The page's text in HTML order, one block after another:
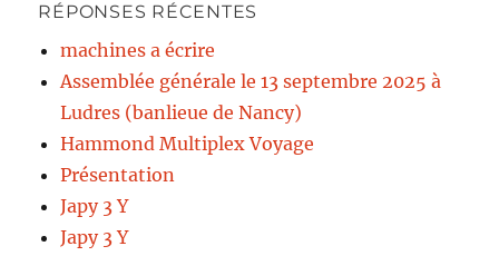
RÉPONSES RÉCENTES
machines a écrire
Assemblée générale le 13 septembre 2025 à
Ludres (banlieue de Nancy)
Hammond Multiplex Voyage
Présentation
Japy 3 Y
Japy 3 Y